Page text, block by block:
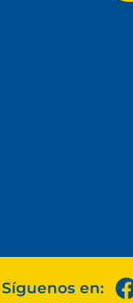
Síguenos en: